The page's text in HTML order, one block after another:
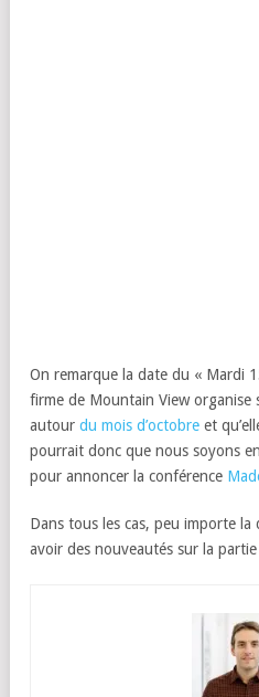
On remarque la date du « Mardi
firme de Mountain View organise
autour du mois d’octobre et
pourrait donc que nous soyons
pour annoncer la conférence
Dans tous les cas, peu importe
avoir des nouveautés sur la